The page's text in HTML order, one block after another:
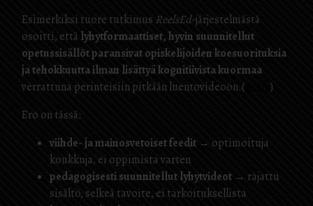
Esimerkiksi tuore tutkimus ReelsEd-järjestelmästä
osoitti, että lyhytformaattiset, hyvin suunnitellut
opetussisällöt paransivat opiskelijoiden koesuorituksia
ja tehokkuutta ilman lisättyä kognitiivista kuormaa
verrattuna perinteisiin pitkään luentovideoon.(
)
Ero on tässä:
viihde- ja mainosvetoiset feedit → optimoituja
koukkuja, ei oppimista varten
pedagogisesti suunnitellut lyhytvideot → rajattu
sisältö, selkeä tavoite, ei tarkoituksellista